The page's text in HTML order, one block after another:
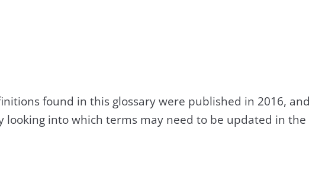
found in this glossary were published in 2016,
looking into which terms may need to be updated in